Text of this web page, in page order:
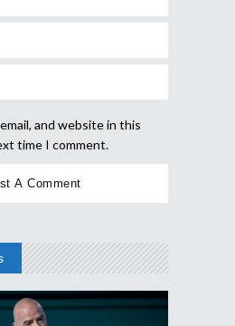
and website in this
time I comment.